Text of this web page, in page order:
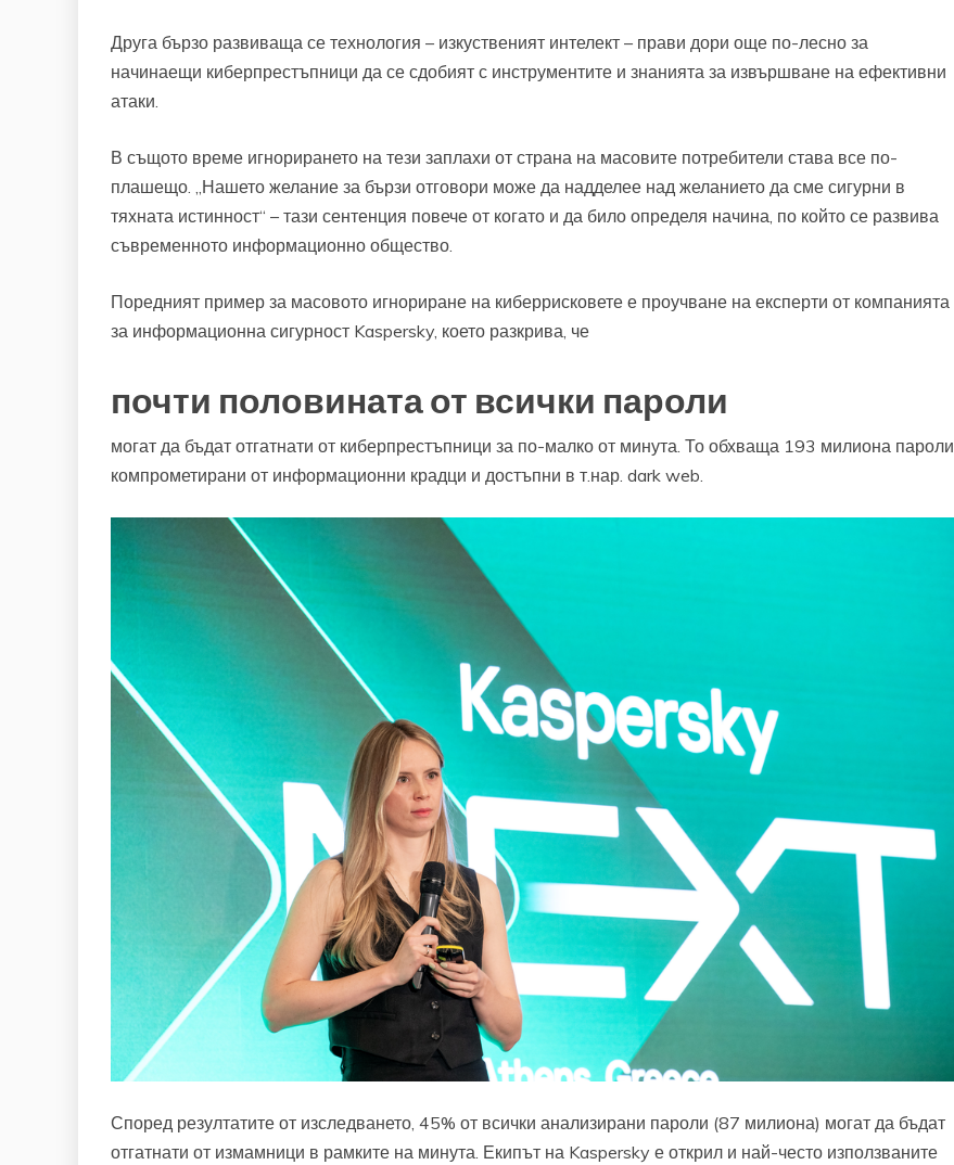
Друга бързо развиваща се технология – изкуственият интелект – прави дори още по-лесно за
начинаещи киберпрестъпници да се сдобият с инструментите и знанията за извършване на ефективни
атаки.
В същото време игнорирането на тези заплахи от страна на масовите потребители става все по-
плашещо. „Нашето желание за бързи отговори може да надделее над желанието да сме сигурни в
тяхната истинност“ – тази сентенция повече от когато и да било определя начина, по който се развива
съвременното информационно общество.
Поредният пример за масовото игнориране на киберрисковете е проучване на експерти от компанията
за информационна сигурност Kaspersky, което разкрива, че
почти половината от всички пароли
могат да бъдат отгатнати от киберпрестъпници за по-малко от минута. То обхваща 193 милиона пароли,
компрометирани от информационни крадци и достъпни в т.нар. dark web.
Според резултатите от изследването, 45% от всички анализирани пароли (87 милиона) могат да бъдат
отгатнати от измамници в рамките на минута. Екипът на Kaspersky е открил и най-често използваните